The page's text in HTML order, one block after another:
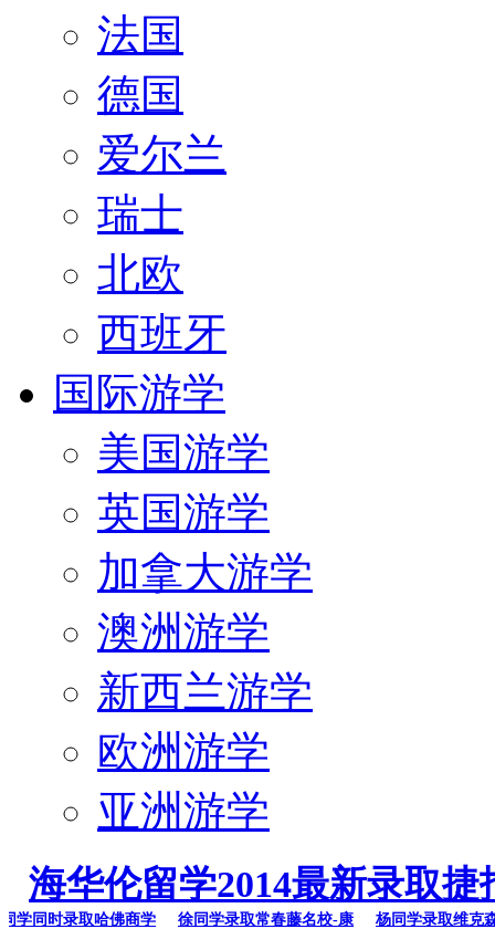
法国
德国
爱尔兰
瑞士
北欧
西班牙
国际游学
美国游学
英国游学
加拿大游学
澳洲游学
新西兰游学
欧洲游学
亚洲游学
海华伦留学2014最新录取捷
同时录取哈佛商学 徐同学录取常春藤名校-康 杨同学录取维克森林